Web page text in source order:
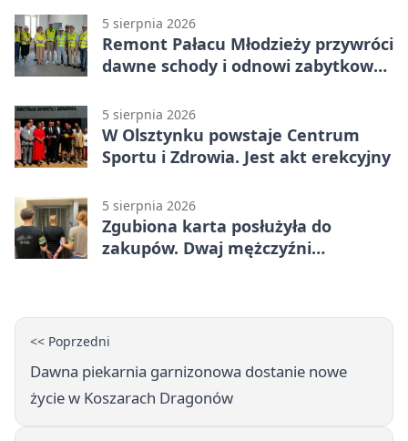
5 sierpnia 2026
Remont Pałacu Młodzieży przywróci
dawne schody i odnowi zabytkowy
5 sierpnia 2026
W Olsztynku powstaje Centrum
Sportu i Zdrowia. Jest akt erekcyjny
5 sierpnia 2026
Zgubiona karta posłużyła do
zakupów. Dwaj mężczyźni
<< Poprzedni
Dawna piekarnia garnizonowa dostanie nowe
życie w Koszarach Dragonów